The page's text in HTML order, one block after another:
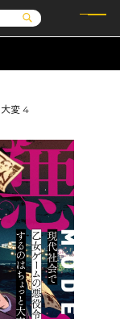
ベル
ベルス
せはこちら
変 4